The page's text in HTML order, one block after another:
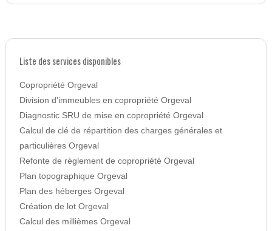
Liste des services disponibles
Copropriété Orgeval
Division d'immeubles en copropriété Orgeval
Diagnostic SRU de mise en copropriété Orgeval
Calcul de clé de répartition des charges générales et
particulières Orgeval
Refonte de règlement de copropriété Orgeval
Plan topographique Orgeval
Plan des héberges Orgeval
Création de lot Orgeval
Calcul des millièmes Orgeval